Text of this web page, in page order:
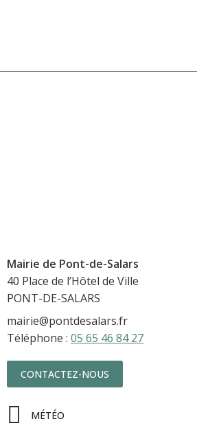
Mairie de Pont-de-Salars
40 Place de l’Hôtel
PONT-DE-SALARS
mairie@pontdesalars.fr
Téléphone : 05 65 46 84 27
CONTACTEZ-NOUS
MÉTÉO